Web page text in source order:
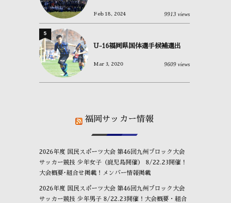
Feb 18, 2024 9913 views
U-16福岡県国体選手候補選出
Mar 3, 2020 9609 views
5
福岡サッカー情報
2026年度 国民スポーツ大会 第46回九州ブロック大会
サッカー競技 少年女子（鹿児島開催） 8/22.23開催！
大会概要･組合せ掲載！メンバー情報掲載
2026年度 国民スポーツ大会 第46回九州ブロック大会
サッカー競技 少年男子 8/22.23開催！大会概要・組合